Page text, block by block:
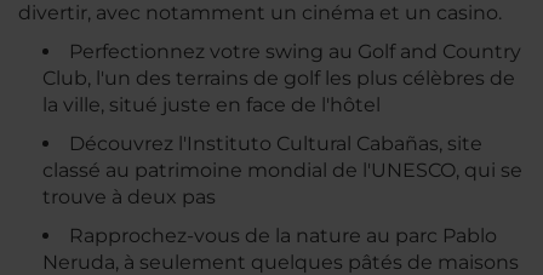
divertir, avec notamment un cinéma et un casino.
Perfectionnez votre swing au Golf and Country
Club, l'un des terrains de golf les plus célèbres de
la ville, situé juste en face de l'hôtel
Découvrez l'Instituto Cultural Cabañas, site
classé au patrimoine mondial de l'UNESCO, qui se
trouve à deux pas
Rapprochez-vous de la nature au parc Pablo
Neruda, à seulement quelques pâtés de maisons